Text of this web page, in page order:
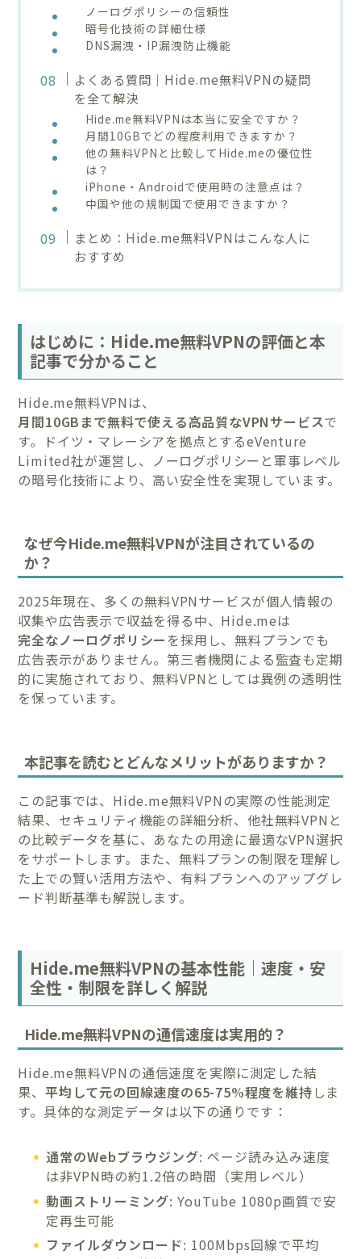
ノーログポリシーの信頼性
暗号化技術の詳細仕様
DNS漏洩・IP漏洩防止機能
よくある質問｜Hide.me無料VPNの疑問
を全て解決
Hide.me無料VPNは本当に安全ですか？
月間10GBでどの程度利用できますか？
他の無料VPNと比較してHide.meの優位性
は？
iPhone・Androidで使用時の注意点は？
中国や他の規制国で使用できますか？
まとめ：Hide.me無料VPNはこんな人に
おすすめ
はじめに：Hide.me無料VPNの評価と本
記事で分かること
Hide.me無料VPNは、
月間10GBまで無料で使える高品質なVPNサービスで
す。ドイツ・マレーシアを拠点とするeVenture
Limited社が運営し、ノーログポリシーと軍事レベル
の暗号化技術により、高い安全性を実現しています。
なぜ今Hide.me無料VPNが注目されているの
か？
2025年現在、多くの無料VPNサービスが個人情報の
収集や広告表示で収益を得る中、Hide.meは
完全なノーログポリシー を採用し、無料プランでも
広告表示がありません。第三者機関による監査も定期
的に実施されており、無料VPNとしては異例の透明性
を保っています。
本記事を読むとどんなメリットがありますか？
この記事では、Hide.me無料VPNの実際の性能測定
結果、セキュリティ機能の詳細分析、他社無料VPNと
の比較データを基に、あなたの用途に最適なVPN選択
をサポートします。また、無料プランの制限を理解し
た上での賢い活用方法や、有料プランへのアップグレ
ード判断基準も解説します。
Hide.me無料VPNの基本性能｜速度・安
全性・制限を詳しく解説
Hide.me無料VPNの通信速度は実用的？
Hide.me無料VPNの通信速度を実際に測定した結
果、平均して元の回線速度の65-75%程度を維持 しま
す。具体的な測定データは以下の通りです：
通常のWebブラウジング: ページ読み込み速度
は非VPN時の約1.2倍の時間（実用レベル）
動画ストリーミング: YouTube 1080p画質で安
定再生可能
ファイルダウンロード: 100Mbps回線で平均